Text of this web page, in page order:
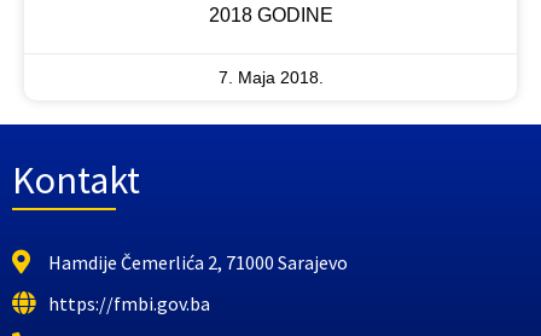
2018 GODINE
7. Maja 2018.
Kontakt
Hamdije Čemerlića 2, 71000 Sarajevo
https://fmbi.gov.ba